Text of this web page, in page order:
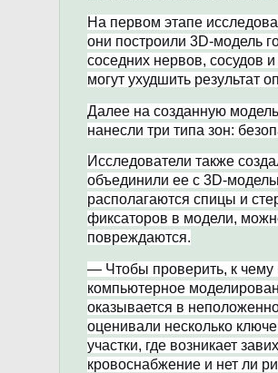
На первом этапе
они построили 3D-модель
соседних нервов, сосудов
могут ухудшить результат
Далее на созданную
нанесли три типа зон:
Исследователи также
объединили ее с 3D-
располагаются спицы и
фиксаторов в модели,
повреждаются.
— Чтобы проверить, к чему
компьютерное
оказывается в
оценивали несколько
участки, где возникает
кровоснабжение и нет ли